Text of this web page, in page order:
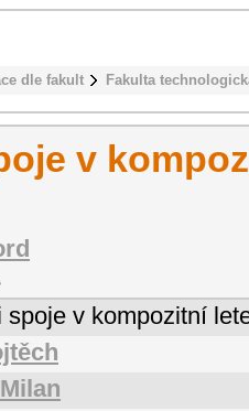
dle fakult Fakulta
v
spoje v kompozitní